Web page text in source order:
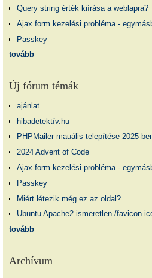
Query string érték kiírása a weblapra?
Ajax form kezelési probléma -
Passkey
tovább
Új fórum témák
ajánlat
hibadetektív.hu
PHPMailer mauális telepítése 2025-
2024 Advent of Code
Ajax form kezelési probléma -
Passkey
Miért létezik még ez az oldal?
Ubuntu Apache2 ismeretlen /
tovább
Archívum